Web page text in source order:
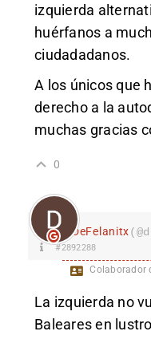
izquierda
huérfanos a
ciudadadanos.
A los únicos que
derecho a la
muchas gracias
0
DeFelanitx
#2892288
Colaborador
La izquierda no
Baleares en